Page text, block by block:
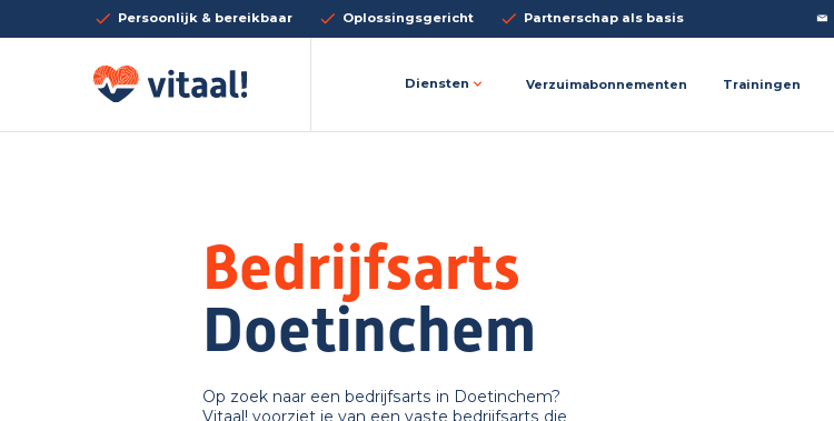
Persoonlijk & bereikbaar Oplossingsgericht Partnerschap als basis
Diensten Verzuimabonnementen Trainingen
Bedrijfsarts
Doetinchem
Op zoek naar een bedrijfsarts in Doetinchem?
Vitaal! voorziet je van een vaste bedrijfsarts die